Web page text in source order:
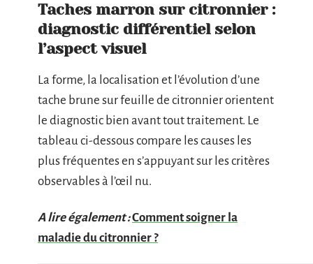
Taches marron sur citronnier :
diagnostic différentiel selon
l’aspect visuel
La forme, la localisation et l’évolution d’une
tache brune sur feuille de citronnier orientent
le diagnostic bien avant tout traitement. Le
tableau ci-dessous compare les causes les
plus fréquentes en s’appuyant sur les critères
observables à l’œil nu.
A lire également :Comment soigner la
maladie du citronnier ?